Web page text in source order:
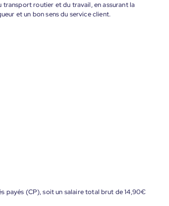
routier et du travail, en assurant la
et un bon sens du service client.
payés (CP), soit un salaire total brut de 14,90€